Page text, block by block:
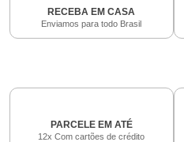
RECEBA EM CASA
Enviamos para todo Brasil
PARCELE EM ATÉ
12x Com cartões de crédito